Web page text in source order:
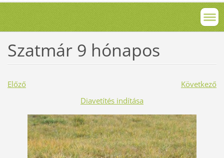
Szatmár 9 hónapos
Előző
Következő
Diavetítés indítása